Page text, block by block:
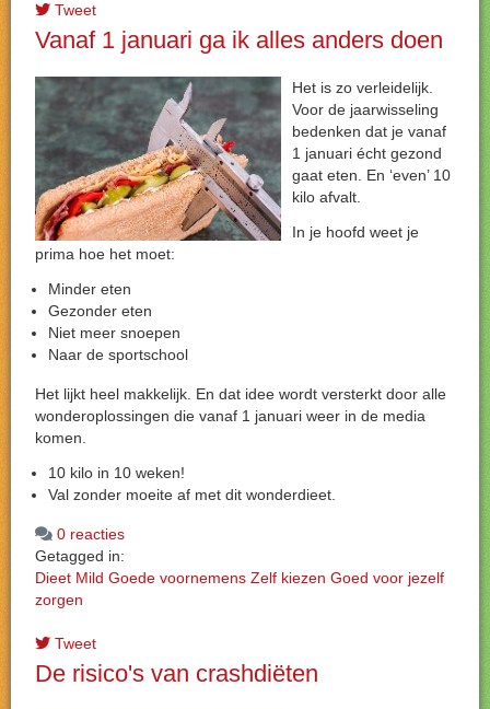
Tweet
Vanaf 1 januari ga ik alles anders doen
Het is zo verleidelijk.
Voor de jaarwisseling
bedenken dat je vanaf
1 januari écht gezond
gaat eten. En ‘even’ 10
kilo afvalt.
In je hoofd weet je
prima hoe het moet:
Minder eten
Gezonder eten
Niet meer snoepen
Naar de sportschool
Het lijkt heel makkelijk. En dat idee wordt versterkt door alle
wonderoplossingen die vanaf 1 januari weer in de media
komen.
10 kilo in 10 weken!
Val zonder moeite af met dit wonderdieet.
0 reacties
Getagged in:
Dieet Mild Goede voornemens Zelf kiezen Goed voor jezelf
zorgen
Tweet
De risico's van crashdiëten